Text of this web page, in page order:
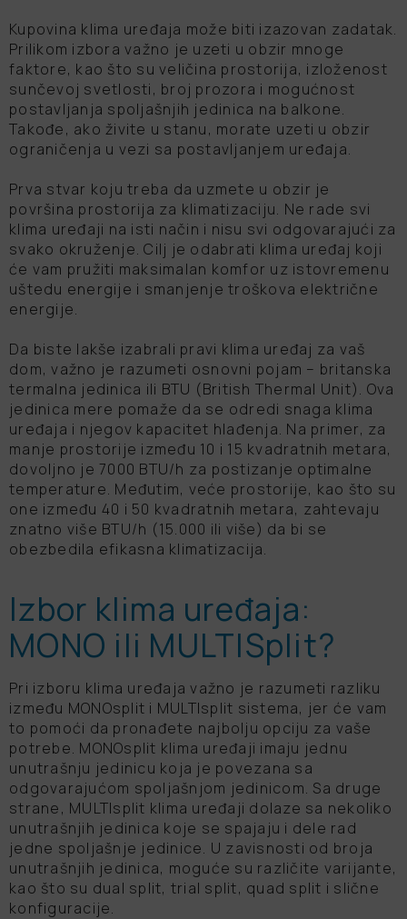
Kupovina klima uređaja može biti izazovan zadatak.
Prilikom izbora važno je uzeti u obzir mnoge
faktore, kao što su veličina prostorija, izloženost
sunčevoj svetlosti, broj prozora i mogućnost
postavljanja spoljašnjih jedinica na balkone.
Takođe, ako živite u stanu, morate uzeti u obzir
ograničenja u vezi sa postavljanjem uređaja.
Prva stvar koju treba da uzmete u obzir je
površina prostorija za klimatizaciju. Ne rade svi
klima uređaji na isti način i nisu svi odgovarajući za
svako okruženje. Cilj je odabrati klima uređaj koji
će vam pružiti maksimalan komfor uz istovremenu
uštedu energije i smanjenje troškova električne
energije.
Da biste lakše izabrali pravi klima uređaj za vaš
dom, važno je razumeti osnovni pojam – britanska
termalna jedinica ili BTU (British Thermal Unit). Ova
jedinica mere pomaže da se odredi snaga klima
uređaja i njegov kapacitet hlađenja. Na primer, za
manje prostorije između 10 i 15 kvadratnih metara,
dovoljno je 7000 BTU/h za postizanje optimalne
temperature. Međutim, veće prostorije, kao što su
one između 40 i 50 kvadratnih metara, zahtevaju
znatno više BTU/h (15.000 ili više) da bi se
obezbedila efikasna klimatizacija.
Izbor klima uređaja:
MONO ili MULTISplit?
Pri izboru klima uređaja važno je razumeti razliku
između MONOsplit i MULTIsplit sistema, jer će vam
to pomoći da pronađete najbolju opciju za vaše
potrebe. MONOsplit klima uređaji imaju jednu
unutrašnju jedinicu koja je povezana sa
odgovarajućom spoljašnjom jedinicom. Sa druge
strane, MULTIsplit klima uređaji dolaze sa nekoliko
unutrašnjih jedinica koje se spajaju i dele rad
jedne spoljašnje jedinice. U zavisnosti od broja
unutrašnjih jedinica, moguće su različite varijante,
kao što su dual split, trial split, quad split i slične
konfiguracije.